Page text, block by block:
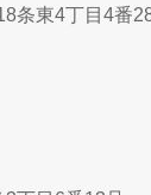
条東4丁目4番